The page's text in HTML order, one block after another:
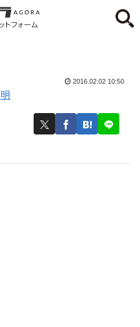
2016.02.02 10:50